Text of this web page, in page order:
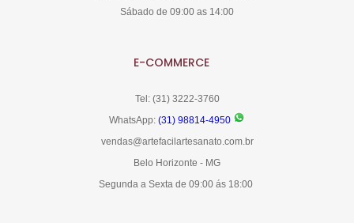
Sábado de 09:00 as 14:00
E-COMMERCE
Tel: (31) 3222-3760
WhatsApp: (31) 98814-4950
vendas@artefacilartesanato.com.br
Belo Horizonte - MG
Segunda a Sexta de 09:00 ás 18:00